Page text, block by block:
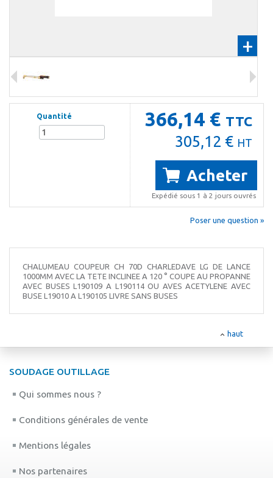
+
366,14 € TTC
305,12 € HT
Acheter
Expédié sous 1 à 2 jours ouvrés
Quantité
Poser une question »
CHALUMEAU COUPEUR CH 70D CHARLEDAVE LG DE LANCE
1000MM AVEC LA TETE INCLINEE A 120 ° COUPE AU PROPANNE
AVEC BUSES L190109 A L190114 OU AVES ACETYLENE AVEC
BUSE L19010 A L190105 LIVRE SANS BUSES
haut
SOUDAGE OUTILLAGE
Qui sommes nous ?
Conditions générales de vente
Mentions légales
Nos partenaires